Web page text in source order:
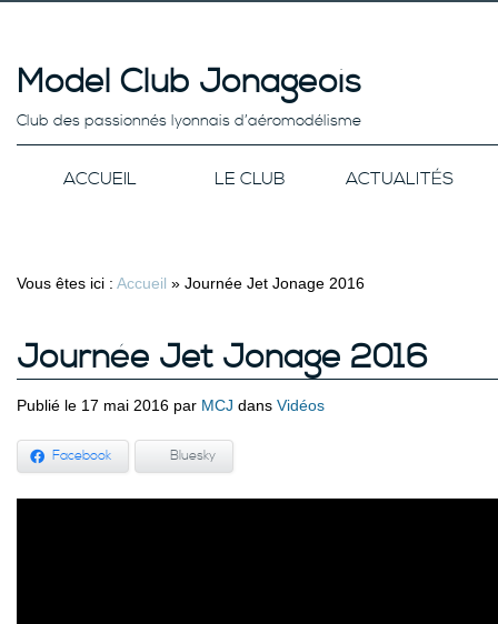
Model Club Jonageois
Club des passionnés lyonnais d’aéromodélisme
ACCUEIL LE CLUB ACTUALITÉS
Vous êtes ici : Accueil » Journée Jet Jonage 2016
Journée Jet Jonage 2016
Publié le 17 mai 2016 par MCJ dans Vidéos
Facebook Bluesky